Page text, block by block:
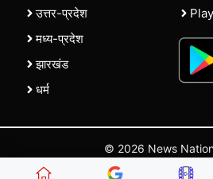
उत्तर-प्रदेश
मध्य-प्रदेश
झारखंड
धर्म
© 2026 News
| |Contact Us |Policies